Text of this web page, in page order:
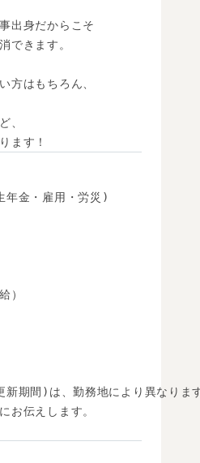
出身だからこそ
できます。
方はもちろん、
、
ます！
年金・雇用・労災)
）
新期間)は、勤務地により異なりま
お伝えします。